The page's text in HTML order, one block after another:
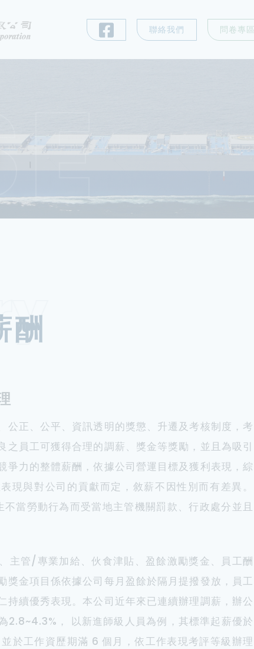
聯絡我們 問卷專區
酬
公正、公平、資訊透明的獎懲、升遷及考核制度，考
之員工可獲得合理的調薪、獎金等獎勵，並且為吸引
爭力的整體薪酬，依據公司營運目標及獲利表現，綜
現與對公司的貢獻而定，敘薪不因性別而有差異。
當勞動行為而受當地主管機關罰款、行政處分並且
主管/專業加給、伙食津貼、盈餘激勵獎金、員工酬
獎金項目係依據公司每月盈餘於隔月提撥發放，員工
持續優秀表現。本公司近年來已連續辦理調薪，辦公
2.8~4.3%， 以新進師級人員為例，其標準起薪優於
於工作資歷期滿 6 個月，依工作表現考評等級辦理